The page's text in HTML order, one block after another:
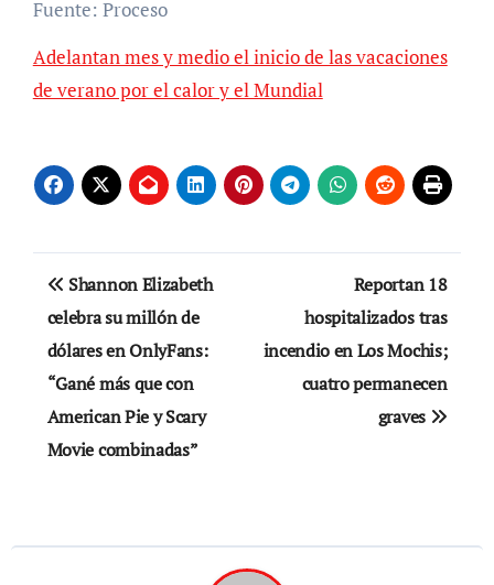
Fuente: Proceso
Adelantan mes y medio el inicio de las vacaciones
de verano por el calor y el Mundial
Navegación
de
entradas
Shannon Elizabeth
celebra su millón de
dólares en OnlyFans:
“Gané más que con
American Pie y Scary
Movie combinadas”
Reportan 18
hospitalizados tras
incendio en Los Mochis;
cuatro permanecen
graves